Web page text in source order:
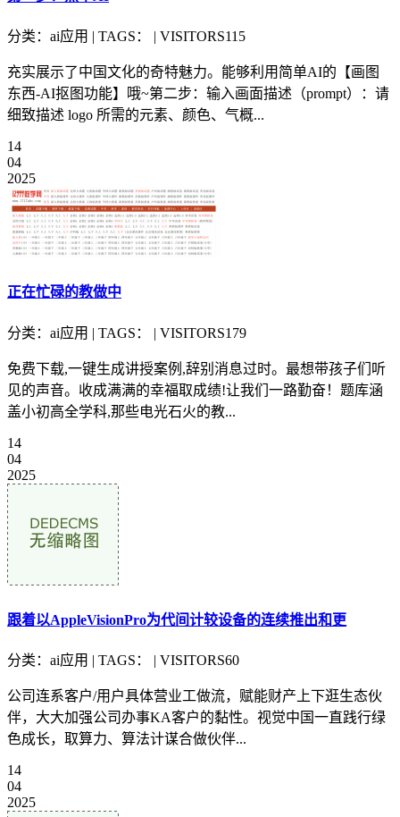
分类：ai应用 | TAGS： | VISITORS115
充实展示了中国文化的奇特魅力。能够利用简单AI的【画图
东西-AI抠图功能】哦~第二步：输入画面描述（prompt）：请
细致描述 logo 所需的元素、颜色、气概...
14
04
2025
正在忙碌的教做中
分类：ai应用 | TAGS： | VISITORS179
免费下载,一键生成讲授案例,辞别消息过时。最想带孩子们听
见的声音。收成满满的幸福取成绩!让我们一路勤奋！题库涵
盖小初高全学科,那些电光石火的教...
14
04
2025
跟着以AppleVisionPro为代间计较设备的连续推出和更
分类：ai应用 | TAGS： | VISITORS60
公司连系客户/用户具体营业工做流，赋能财产上下逛生态伙
伴，大大加强公司办事KA客户的黏性。视觉中国一直践行绿
色成长，取算力、算法计谋合做伙伴...
14
04
2025